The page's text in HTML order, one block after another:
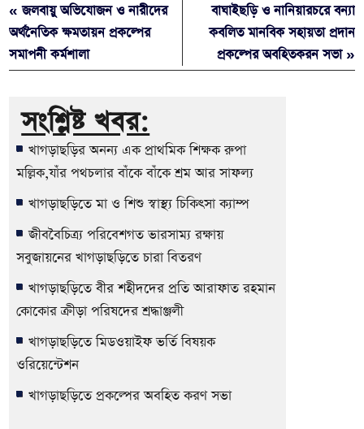
« জলবায়ু অভিযোজন ও নারীদের
অর্থনৈতিক ক্ষমতায়ন প্রকল্পের
সমাপনী কর্মশালা
বাঘাইছড়ি ও নানিয়ারচরে বন্যা
কবলিত মানবিক সহায়তা প্রদান
প্রকল্পের অবহিতকরন সভা »
সংশ্লিষ্ট খবর:
খাগড়াছড়ির অনন্য এক প্রাথমিক শিক্ষক রুপা
মল্লিক,যাঁর পথচলার বাঁকে বাঁকে শ্রম আর সাফল্য
খাগড়াছড়িতে মা ও শিশু স্বাস্থ্য চিকিৎসা ক্যাম্প
জীববৈচিত্র্য পরিবেশগত ভারসাম্য রক্ষায়
সবুজায়নের খাগড়াছড়িতে চারা বিতরণ
খাগড়াছড়িতে বীর শহীদদের প্রতি আরাফাত রহমান
কোকোর ক্রীড়া পরিষদের শ্রদ্ধাঞ্জলী
খাগড়াছড়িতে মিডওয়াইফ ভর্তি বিষয়ক
ওরিয়েন্টেশন
খাগড়াছড়িতে প্রকল্পের অবহিত করণ সভা